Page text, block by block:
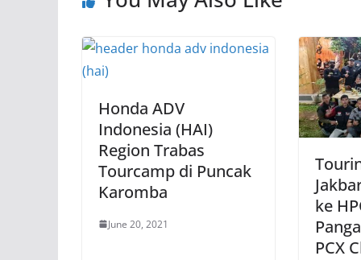
Honda ADV
Indonesia (HAI)
Region Trabas
Tourcamp di Puncak
Karomba
June 20, 2021
ke
PCX